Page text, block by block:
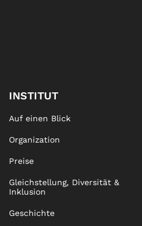
INSTITUT
Auf einen Blick
Organization
Preise
Gleichstellung, Diversität &
Inklusion
Geschichte